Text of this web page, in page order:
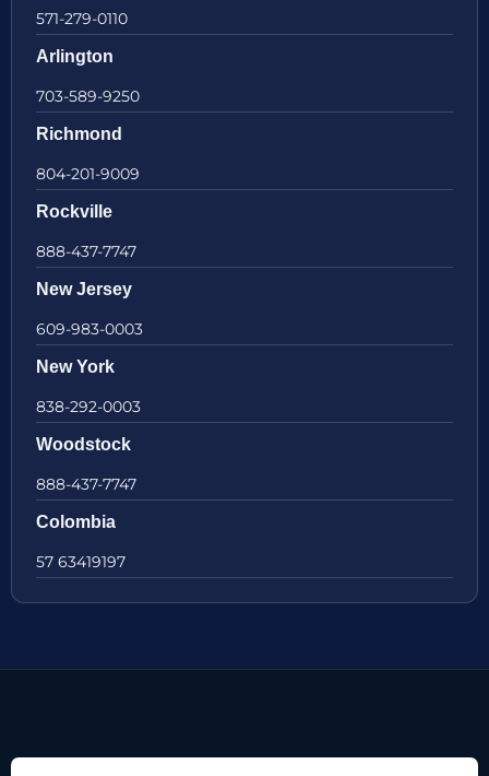
571-279-0110
Arlington
703-589-9250
Richmond
804-201-9009
Rockville
888-437-7747
New Jersey
609-983-0003
New York
838-292-0003
Woodstock
888-437-7747
Colombia
57 63419197